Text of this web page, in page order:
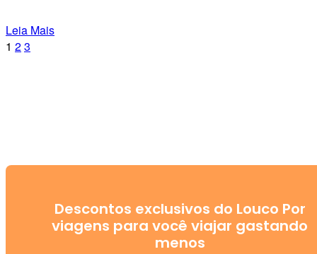
Leia Mais
1 23
Descontos exclusivos do Louco Por
viagens para você viajar gastando
menos